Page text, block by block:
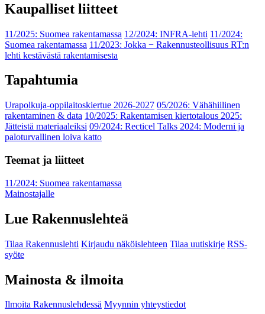
Kaupalliset liitteet
11/2025: Suomea rakentamassa 12/2024: INFRA-lehti 11/2024:
Suomea rakentamassa 11/2023: Jokka − Rakennusteollisuus RT:n
lehti kestävästä rakentamisesta
Tapahtumia
Urapolkuja-oppilaitoskiertue 2026-2027 05/2026: Vähähiilinen
rakentaminen & data 10/2025: Rakentamisen kiertotalous 2025:
Jätteistä materiaaleiksi 09/2024: Recticel Talks 2024: Moderni ja
paloturvallinen loiva katto
Teemat ja liitteet
11/2024: Suomea rakentamassa
Mainostajalle
Lue Rakennuslehteä
Tilaa Rakennuslehti Kirjaudu näköislehteen Tilaa uutiskirje RSS-
syöte
Mainosta & ilmoita
Ilmoita Rakennuslehdessä Myynnin yhteystiedot